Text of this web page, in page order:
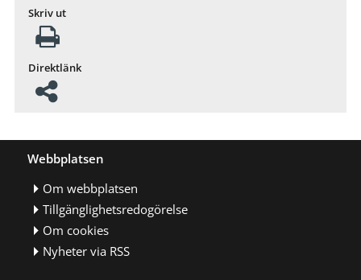
Skriv ut
Direktlänk
Webbplatsen
Om webbplatsen
Tillgänglighetsredogörelse
Om cookies
Nyheter via RSS